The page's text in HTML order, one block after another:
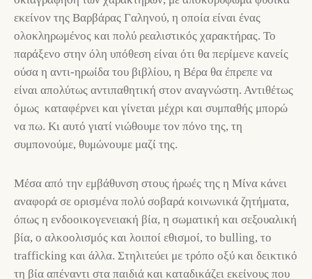
εκείνον της Βαρβάρας Γαληνού, η οποία είναι ένας
ολοκληρωμένος και πολύ ρεαλιστικός χαρακτήρας. Το
παράξενο στην όλη υπόθεση είναι ότι θα περίμενε κανείς
ούσα η αντι-ηρωίδα του βιβλίου, η Βέρα θα έπρεπε να
είναι απολύτως αντιπαθητική στον αναγνώστη. Αντιθέτως
όμως καταφέρνει και γίνεται μέχρι και συμπαθής μπορώ
να πω. Κι αυτό γιατί νιώθουμε τον πόνο της, τη
συμπονούμε, θυμώνουμε μαζί της.
Μέσα από την εμβάθυνση στους ήρωές της η Μίνα κάνει
αναφορά σε ορισμένα πολύ σοβαρά κοινωνικά ζητήματα,
όπως η ενδοοικογενειακή βία, η σωματική και σεξουαλική
βία, ο αλκοολισμός και λοιποί εθισμοί, το bulling, το
trafficking και άλλα. Στηλιτεύει με τρόπο οξύ και δεικτικό
τη βία απέναντι στα παιδιά και καταδικάζει εκείνους που